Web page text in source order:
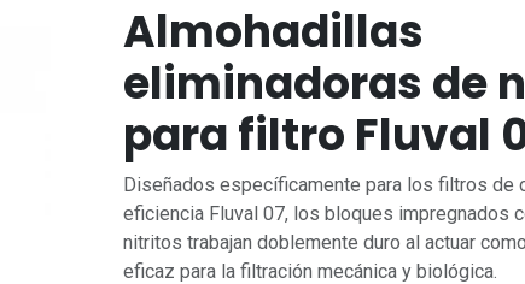
Almohadillas
eliminadoras de
para filtro Fluval
Diseñados específicamente para los filtros de
eficiencia Fluval 07, los bloques impregnados
nitritos trabajan doblemente duro al actuar
eficaz para la filtración mecánica y biológica.